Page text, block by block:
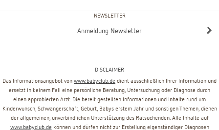
NEWSLETTER
Anmeldung Newsletter
DISCLAIMER
Das Informationsangebot von www.babyclub.de dient ausschließlich Ihrer Information und
ersetzt in keinem Fall eine persönliche Beratung, Untersuchung oder Diagnose durch
einen approbierten Arzt. Die bereit gestellten Informationen und Inhalte rund um
Kinderwunsch, Schwangerschaft, Geburt, Babys erstem Jahr und sonstigen Themen, dienen
der allgemeinen, unverbindlichen Unterstützung des Ratsuchenden. Alle Inhalte auf
www.babyclub.de können und dürfen nicht zur Erstellung eigenständiger Diagnosen